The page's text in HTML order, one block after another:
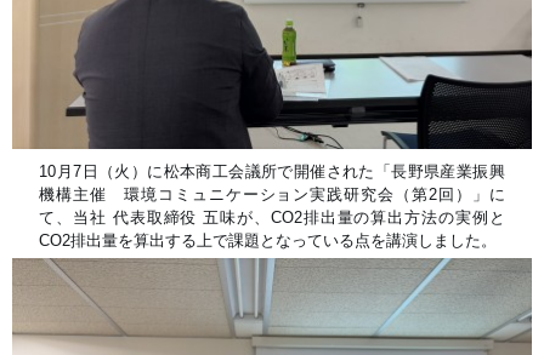
10月7日（火）に松本商工会議所で開催された 「長野県産業振興
機構主催 環境コミュニケーション実践研究会（第2回）」に
て、 当社 代表取締役 五味が、CO2排出量の算出方法の実例と
CO2排出量を算出する上で課題となっている点を講演しました。